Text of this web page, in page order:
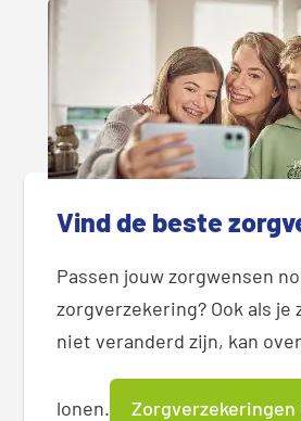
Vind de beste
Passen jouw zorgwensen
zorgverzekering? Ook als je
niet veranderd zijn, kan
lonen. Zorgverzekeringen